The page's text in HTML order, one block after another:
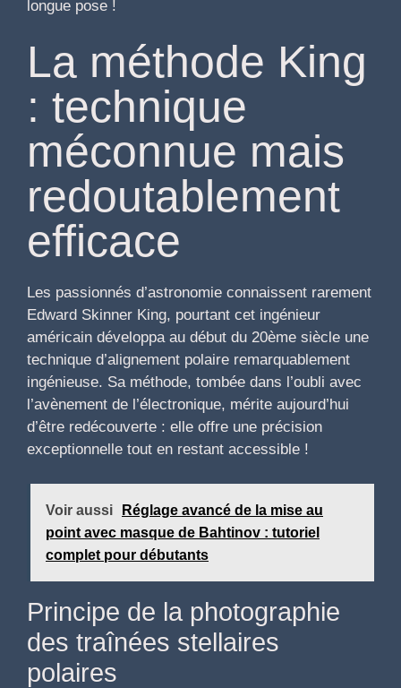
longue pose !
La méthode King
: technique
méconnue mais
redoutablement
efficace
Les passionnés d’astronomie connaissent rarement
Edward Skinner King, pourtant cet ingénieur
américain développa au début du 20ème siècle une
technique d’alignement polaire remarquablement
ingénieuse. Sa méthode, tombée dans l’oubli avec
l’avènement de l’électronique, mérite aujourd’hui
d’être redécouverte : elle offre une précision
exceptionnelle tout en restant accessible !
Voir aussi
Réglage avancé de la mise au
point avec masque de Bahtinov : tutoriel
complet pour débutants
Principe de la photographie
des traînées stellaires
polaires